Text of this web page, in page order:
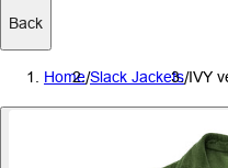
Back
Home/Slack Jackets/IVY